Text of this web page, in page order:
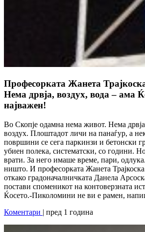
Професорката Жанета
Нема дрвја, воздух, вода – ама
најважен!
Во Скопје одамна нема живот. Нема
воздух. Плоштадот личи на панаѓур, а
површини се сега паркинзи и бетонски
убиен полека, систематски, со години.
врати. За него имаше време, пари,
ништо. И професорката Жанета Трајкоска
откако градоначалничката Данела
постави споменикот на контоверзната
Ќосето.-Пиколомини не ви е рамен,
Коментари | пред 1 година